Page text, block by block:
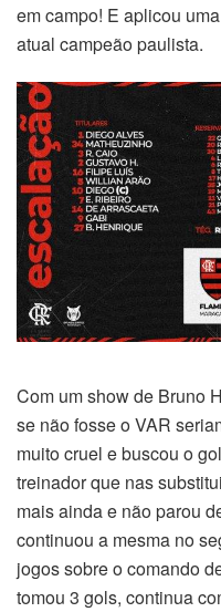
em campo! E aplicou
atual campeão paulista.
Com um show de Bruno
se não fosse o VAR
muito cruel e buscou o
treinador que nas
mais ainda e não parou
continuou a mesma no
jogos sobre o comando
tomou 3 gols, continua